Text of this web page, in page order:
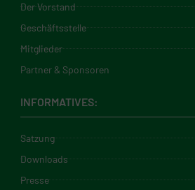
Der Vorstand
Geschäftsstelle
Mitglieder
Partner & Sponsoren
INFORMATIVES:
Satzung
Downloads
Presse